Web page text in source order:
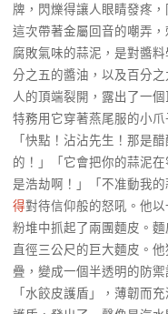
牌，閃爍得讓人眼睛發疼
這次帶著金屬回音的嘲弄
腐敗氣味的蒜泥，是對醬
分之五的醬油，以及百分
人的頂端裂開，露出了一
特務用它穿著燕尾服的小
「快點！沾沾先生！那是
的！」「它會把你的蒜泥
是浩劫啊！」「不准動我
得對待信仰般的怒吼。他
粉堆中抓起了兩團麵皮。
直徑三公尺的巨大麵皮。
疊，變成一個半透明的防
「水餃皮護盾」，薄韌而